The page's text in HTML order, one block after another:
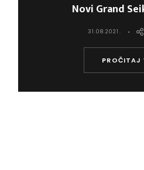
Novi Grand
31.08.2021.
PROČITAJ